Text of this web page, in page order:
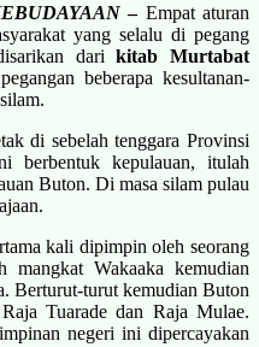
–Empat aturan
yang selalu di pegang
darikitab Murtabat
beberapa kesultanan-
di sebelah tenggara Provinsi
berbentuk kepulauan, itulah
Buton. Di masa silam pulau
kali dipimpin oleh seorang
mangkat Wakaaka kemudian
Berturut-turut kemudian Buton
Tuarade dan Raja Mulae.
negeri ini dipercayakan